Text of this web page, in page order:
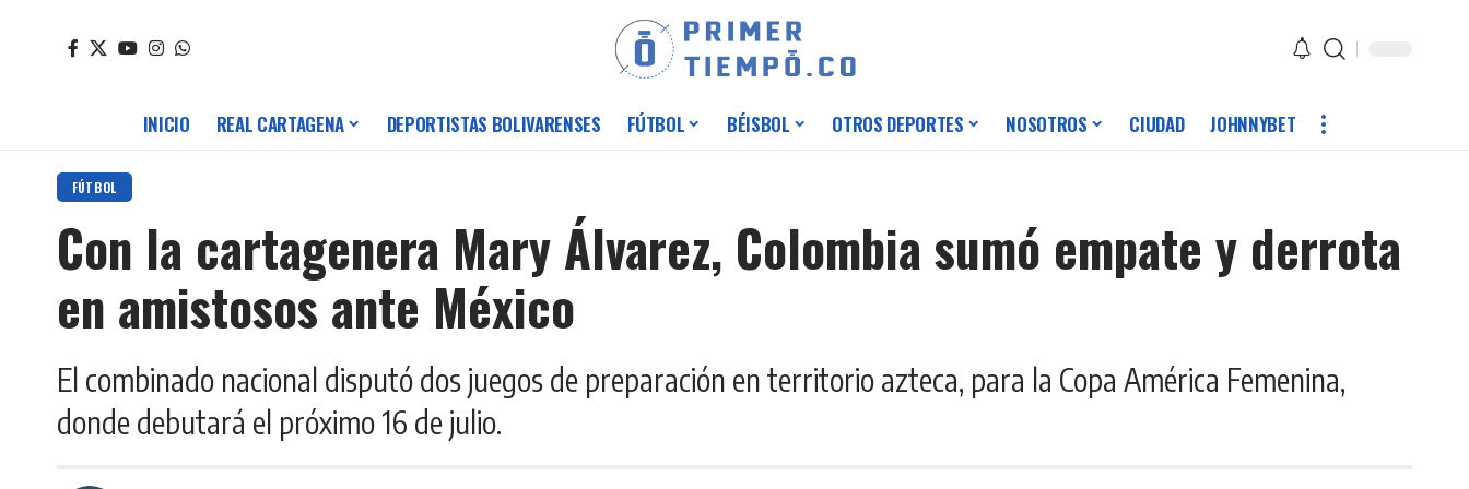
INICIO REAL CARTAGENA DEPORTISTAS BOLIVARENSES FÚTBOL BÉISBOL OTROS DEPORTES NOSOTROS CIUDAD JOHNNYBET
FÚTBOL
Con la cartagenera Mary Álvarez, Colombia sumó empate y derrota
en amistosos ante México
El combinado nacional disputó dos juegos de preparación en territorio azteca, para la Copa América Femenina,
donde debutará el próximo 16 de julio.